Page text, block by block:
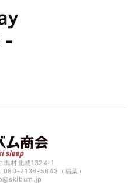
馬村北城1324-1
080-2136-5643（稲葉）